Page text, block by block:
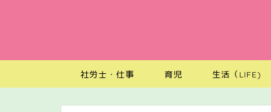
社労士・仕事 育児 生活（LIFE)